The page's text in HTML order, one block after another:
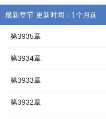
最新章节 更新时间：1个月前
第3935章
第3934章
第3933章
第3932章